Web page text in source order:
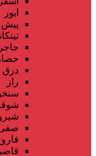
ایور
پیش
درق
راز
صفی